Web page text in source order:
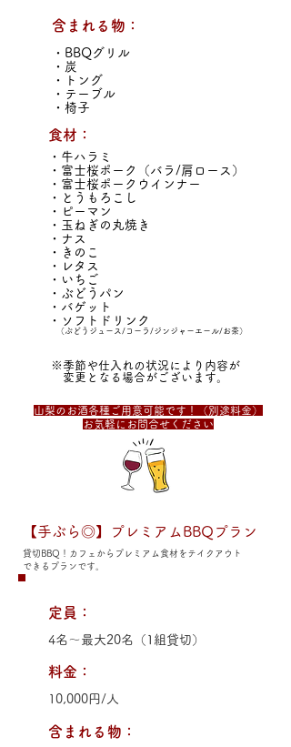
含まれる物：
・BBQグリル
・炭
・トング
・テーブル
・椅子
食材：
・牛ハラミ
・富士桜ポーク（バラ/肩ロース）
・富士桜ポークウインナー
・とうもろこし
・ピーマン
・玉ねぎの丸焼き
・ナス
・きのこ
・レタス
・いちご
・ぶどうパン
・バゲット
・ソフトドリンク
（ぶどうジュース/コーラ/ジンジャーエール/お茶）
※季節や仕入れの状況により内容が
変更となる場合がございます。
山梨のお酒各種ご用意可能です！（別途料金）
お気軽にお問合せください
【手ぶら◎】プレミアムBBQプラン
貸切BBQ！カフェからプレミアム食材をテイクアウト
できるプランです。
定員：
4名～最大20名（1組貸切）
料金：
10,000円/人
含まれる物：